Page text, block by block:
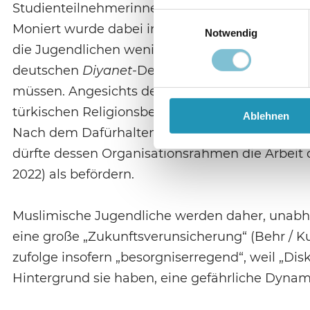
Einwilligungsauswahl
Notwendig
Ablehnen
Studienteilnehmerinnen und -teilnehmer
Moniert wurde dabei insbesondere die
die Jugendlichen wenig
deutschen Diyanet-Dependance wird sich
müssen. Angesichts des nach dem Putsch-
türkischen Religionsbehörde auf den
Nach dem Dafürhalten von Murat Kayman,
dürfte dessen Organisationsrahmen die Arbeit
2022) als befördern.
Muslimische Jugendliche werden daher,
eine große „Zukunftsverunsicherung“ (Behr /
zufolge insofern „besorgniserregend“, weil
Hintergrund sie haben, eine gefährliche